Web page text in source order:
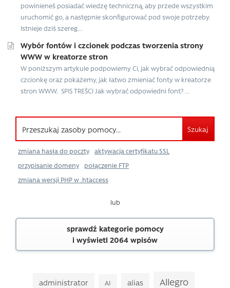
powinieneś posiadać wiedzę techniczną, aby przede wszystkim
uruchomić go, a następnie skonfigurować pod swoje potrzeby.
Istnieje dziś szereg...
Wybór fontów i czcionek podczas tworzenia strony
WWW w kreatorze stron
W poniższym artykule podpowiemy Ci, jak wybrać odpowiednią
czcionkę oraz pokażemy, jak łatwo zmieniać fonty w kreatorze
stron WWW. SPIS TREŚCI Jak wybrać odpowiedni font? ...
Szukaj
zmiana hasła do poczty
aktywacja certyfikatu SSL
przypisanie domeny
połączenie FTP
zmiana wersji PHP w .htaccess
lub
sprawdź kategorie pomocy
i wyświetl 2064 wpisów
administrator AI alias Allegro